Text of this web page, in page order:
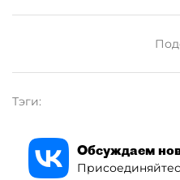
Тэги:
Обсуждаем